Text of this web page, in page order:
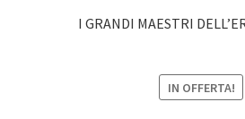
I GRANDI MAESTRI
IN OFFERTA!